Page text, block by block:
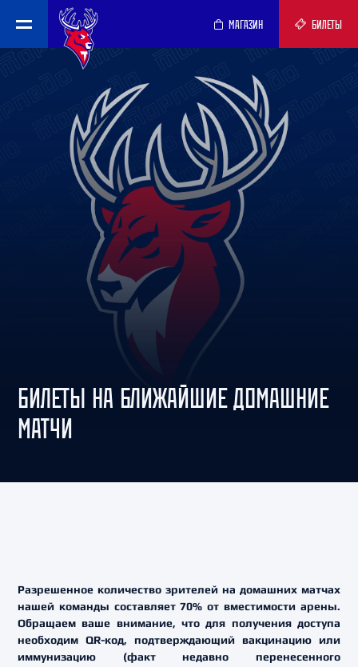
МАГАЗИН БИЛЕТЫ
БИЛЕТЫ НА БЛИЖАЙШИЕ ДОМАШНИЕ
МАТЧИ
Разрешенное количество зрителей на домашних матчах
нашей команды составляет 70% от вместимости арены.
Обращаем ваше внимание, что для получения доступа
необходим QR-код, подтверждающий вакцинацию или
иммунизацию (факт недавно перенесенного